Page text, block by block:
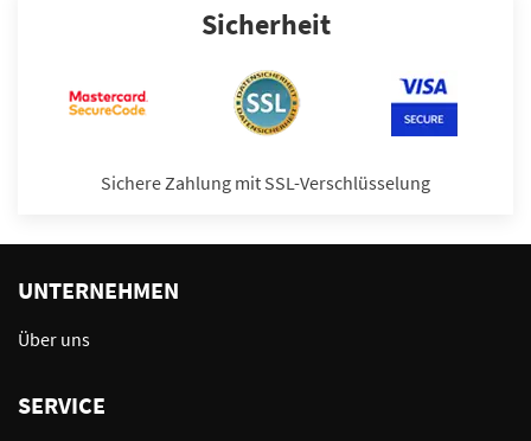
Sicherheit
Sichere Zahlung mit SSL-Verschlüsselung
UNTERNEHMEN
Über uns
SERVICE